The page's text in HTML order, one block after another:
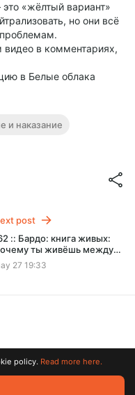
«жёлтый вариант»
но они всё
в комментариях,
в Белые облака
и наказание
post
:: Бардо: книга живых:
ты живёшь между
и будущим ::
Облака
27 19:33
reserved. All trademarks
policy. Read more here.